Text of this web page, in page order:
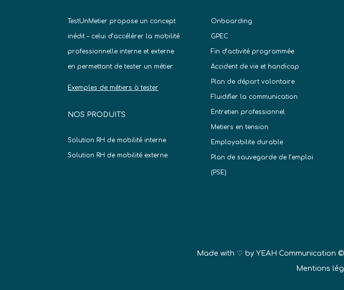
TestUnMetier propose un concept
inédit – celui d’accélérer la mobilité
professionnelle interne et externe
en permettant de tester un métier.
Exemples de métiers à tester
NOS PRODUITS
Solution RH de mobilité interne
Solution RH de mobilité externe
Onboarding
GPEC
Fin d’activité programmée
Accident de vie et handicap
Plan de départ volontaire
Fluidifier la communication
Entretien professionnel
Metiers en tension
Employabilite durable
Plan de sauvegarde de l’emploi
(PSE)
Made with ♡ by YEAH Communication ©
Mentions